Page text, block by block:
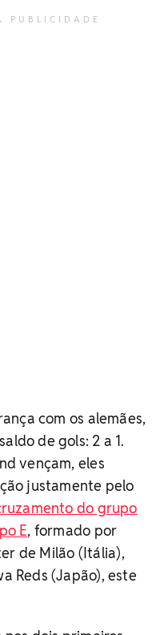
PUBLICIDADE
com os alemães,
de gols: 2 a 1.
vençam, eles
justamente pelo
do grupo
E, formado por
de Milão (Itália),
Reds (Japão), este